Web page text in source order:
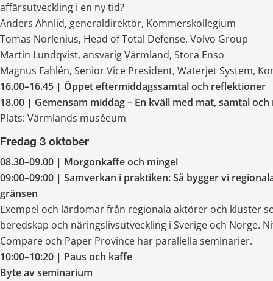
affärsutveckling i en ny tid?
Anders Ahnlid, generaldirektör, Kommerskollegium
Tomas Norlenius, Head of Total Defense, Volvo Group
Martin Lundqvist, ansvarig Värmland, Stora Enso
Magnus Fahlén, Senior Vice President, Waterjet System,
16.00–16.45 | Öppet eftermiddagssamtal och reflektioner
18.00 | Gemensam middag – En kväll med mat, samtal
Plats: Värmlands muséeum
Fredag 3 oktober
08.30–09.00 | Morgonkaffe och mingel
09:00–09:00 | Samverkan i praktiken: Så bygger vi
gränsen
Exempel och lärdomar från regionala aktörer och kluster
beredskap och näringslivsutveckling i Sverige och Norge.
Compare och Paper Province har parallella seminarier.
10:00–10:20 | Paus och kaffe
Byte av seminarium